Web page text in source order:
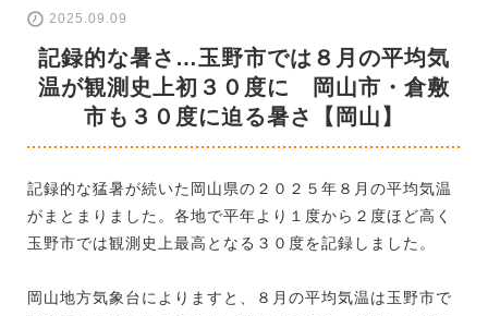
2025.09.09
記録的な暑さ…玉野市では８月の平均気
温が観測史上初３０度に 岡山市・倉敷
市も３０度に迫る暑さ【岡山】
記録的な猛暑が続いた岡山県の２０２５年８月の平均気温
がまとまりました。各地で平年より１度から２度ほど高く
玉野市では観測史上最高となる３０度を記録しました。
岡山地方気象台によりますと、８月の平均気温は玉野市で